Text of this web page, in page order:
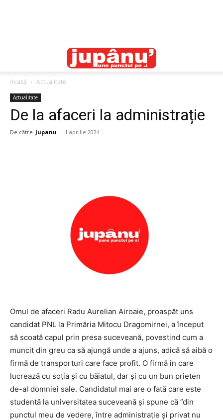
Acasă Actualitate
Actualitate
De la afaceri la administrație
De către Jupanu - 1 aprilie 2024
Omul de afaceri Radu Aurelian Airoaie, proaspăt uns
candidat PNL la Primăria Mitocu Dragomirnei, a început
să scoată capul prin presa suceveană, povestind cum a
muncit din greu ca să ajungă unde a ajuns, adică să aibă o
firmă de transporturi care face profit. O firmă în care
lucrează cu soția și cu băiatul, dar și cu un bun prieten
de-al domniei sale. Candidatul mai are o fată care este
studentă la universitatea suceveană și spune că ”din
punctul meu de vedere, între administrație și privat nu